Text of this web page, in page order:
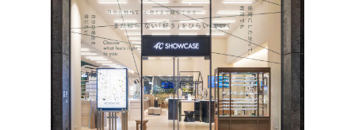
ファッションテイスト